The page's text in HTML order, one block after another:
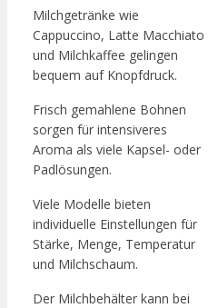
Milchgetränke wie
Cappuccino, Latte Macchiato
und Milchkaffee gelingen
bequem auf Knopfdruck.
Frisch gemahlene Bohnen
sorgen für intensiveres
Aroma als viele Kapsel- oder
Padlösungen.
Viele Modelle bieten
individuelle Einstellungen für
Stärke, Menge, Temperatur
und Milchschaum.
Der Milchbehälter kann bei